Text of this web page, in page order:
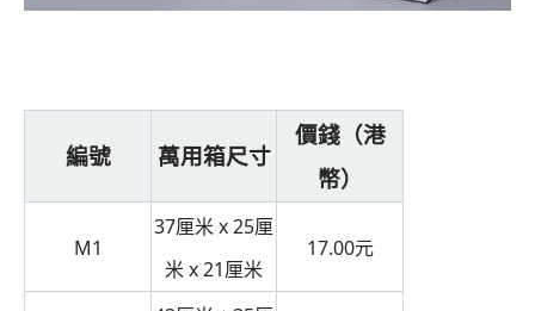
編號 萬用箱尺寸
價錢（港
幣）
M1
37厘米 x 25厘
米 x 21厘米
17.00元